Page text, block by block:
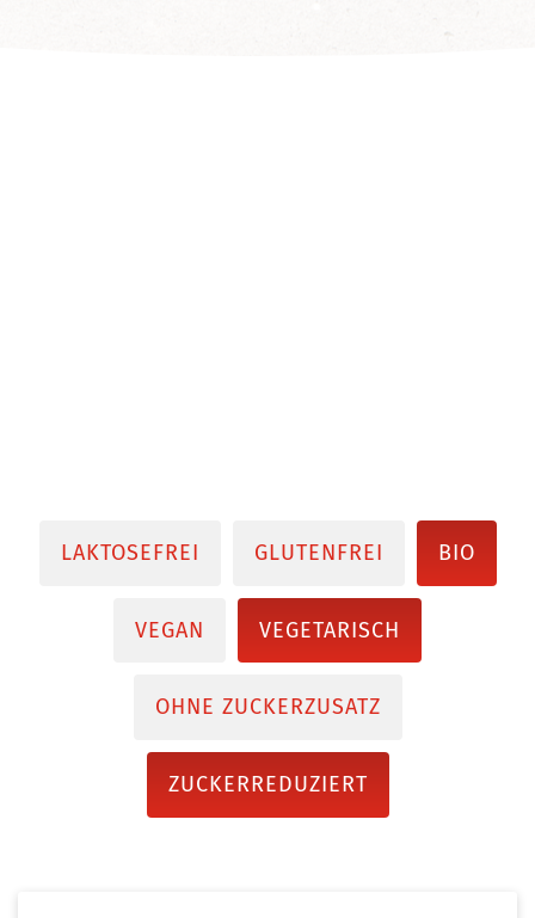
LAKTOSEFREI GLUTENFREI BIO
VEGAN VEGETARISCH
OHNE ZUCKERZUSATZ
ZUCKERREDUZIERT